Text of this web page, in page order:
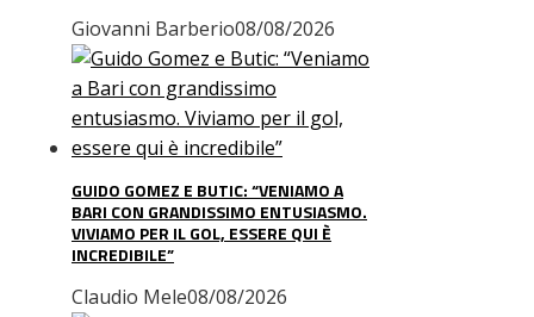
Giovanni Barberio08/08/2026
GUIDO GOMEZ E BUTIC: “VENIAMO A
BARI CON GRANDISSIMO ENTUSIASMO.
VIVIAMO PER IL GOL, ESSERE QUI È
INCREDIBILE”
Claudio Mele08/08/2026